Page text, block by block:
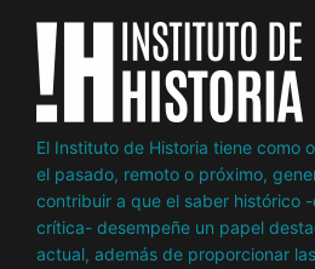
El Instituto de Historia tiene como
el pasado, remoto o próximo,
contribuir a que el saber histórico
crítica- desempeñe un papel
actual, además de proporcionar